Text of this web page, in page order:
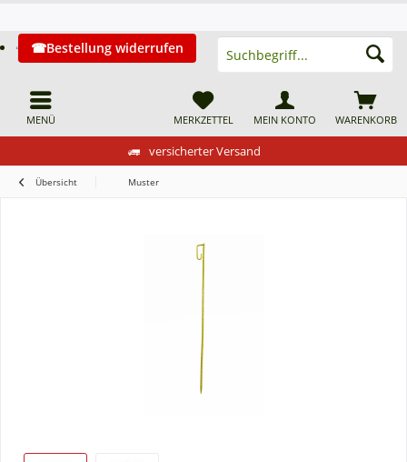
versicherter Versand
MENÜ
Bestellung widerrufen
WARENKORB
MERKZETTEL MEIN KONTO
Übersicht Muster